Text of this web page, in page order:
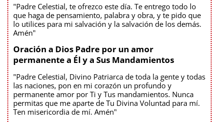
"Padre Celestial, te ofrezco este día. Te entrego todo lo
que haga de pensamiento, palabra y obra, y te pido que
lo utilices para mi salvación y la salvación de los demás.
Amén"
Oración a Dios Padre por un amor
permanente a Él y a Sus Mandamientos
"Padre Celestial, Divino Patriarca de toda la gente y todas
las naciones, pon en mi corazón un profundo y
permanente amor por Ti y Tus mandamientos. Nunca
permitas que me aparte de Tu Divina Voluntad para mí.
Ten misericordia de mí. Amén"